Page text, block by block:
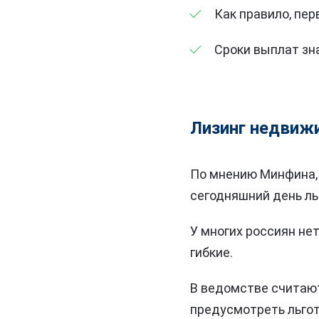
Как правило,
Сроки выплат
Лизинг
По мнению Минфина,
сегодняшний день
У многих россиян
гибкие.
В ведомстве
предусмотреть